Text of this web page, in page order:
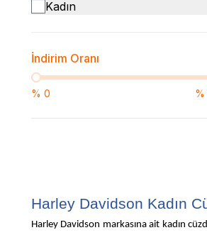
Kadın
İndirim Oranı
% 0 %
Harley Davidson Kadın
Harley Davidson markasına ait kadın